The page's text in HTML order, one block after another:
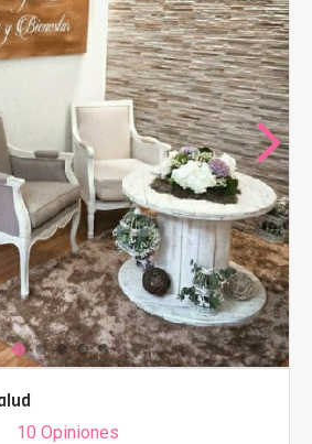
10 Opiniones